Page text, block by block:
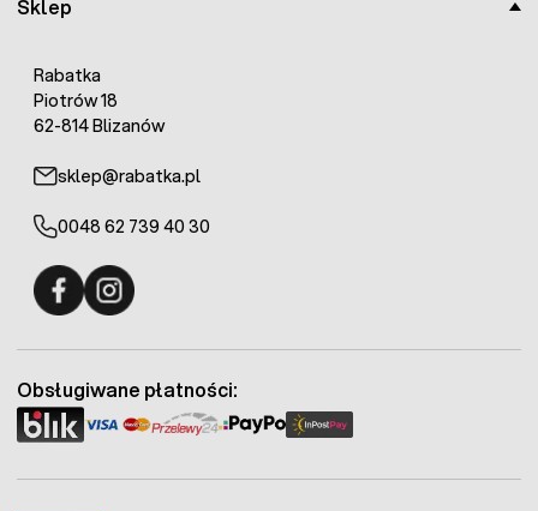
Sklep
Rabatka
Piotrów 18
62-814 Blizanów
sklep@rabatka.pl
0048 62 739 40 30
Obsługiwane płatności: